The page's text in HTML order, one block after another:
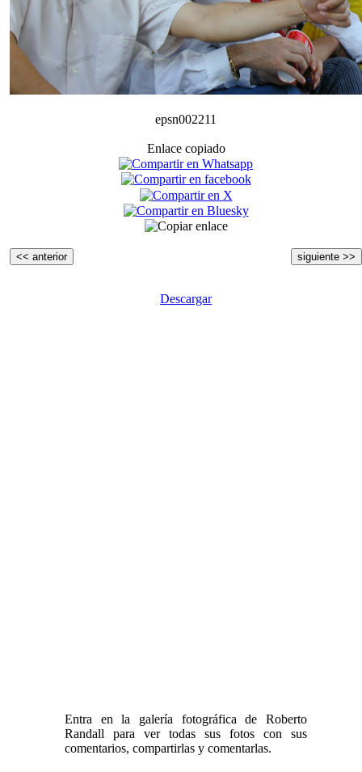
epsn002211
Enlace copiado
<< anterior siguiente >>
Descargar
Entra en la galería fotográfica de Roberto
Randall para ver todas sus fotos con sus
comentarios, compartirlas y comentarlas.